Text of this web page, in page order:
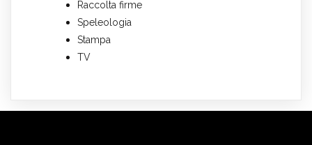
Raccolta firme
Speleologia
Stampa
TV